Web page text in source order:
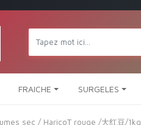
FRAICHE SURGELES
sec / HaricoT rouge /大红豆/1kg